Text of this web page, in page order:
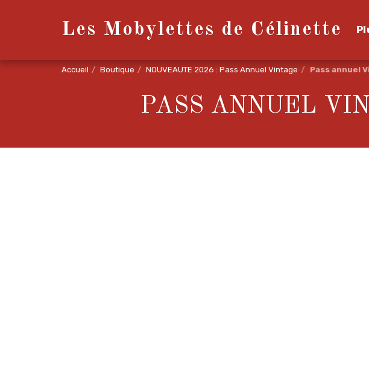
Les Mobylettes de Célinette
Accueil Boutique NOUVEAUTE 2026 : Pass Annuel Vintage Pass annuel
PASS ANNUEL